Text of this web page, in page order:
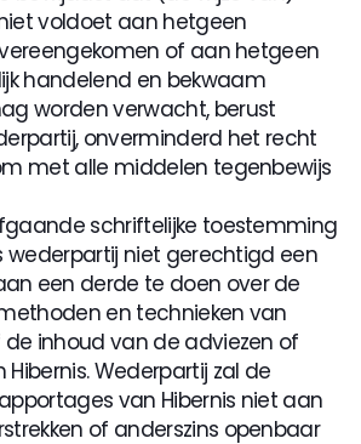
voldoet aan hetgeen
of aan hetgeen
handelend en bekwaam
worden verwacht, berust
onverminderd het recht
met alle middelen tegenbewijs
schriftelijke toestemming
wederpartij niet gerechtigd een
een derde te doen over de
en technieken van
de inhoud van de adviezen of
Wederpartij zal de
van Hibernis niet aan
of anderszins openbaar